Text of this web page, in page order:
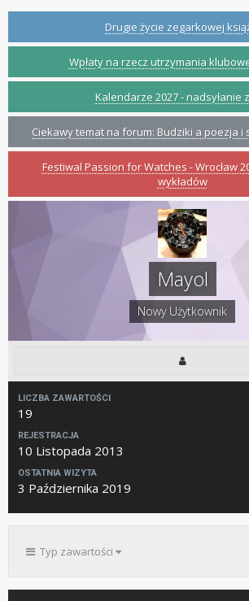
Drugie życie zegarkowej
Wpłaty na rzecz utrzymania
Kalendarze 2027 - nadsyłanie
Ciekawy temat na forum: Budziki a poezja
Festiwal Passion for Watches - Wrocław
wykładów
Mayol
Nowy Użytkownik
LICZBA ZAWARTOŚCI
19
REJESTRACJA
10 Listopada 2013
OSTATNIA WIZYTA
3 Października 2019
Typ zawartości